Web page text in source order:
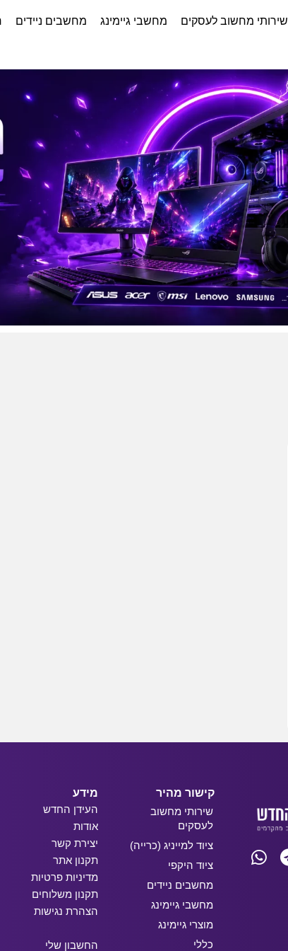
שירותי מחשוב לעסקים מחשבי גיימינג מחשבים ניידים
קישור מהיר
שירותי מחשוב
לעסקים
ציוד למייניג (כרייה)
ציוד היקפי
מחשבים ניידים
מחשבי גיימינג
מוצרי גיימינג
כללי
מידע
העידן החדש
אודות
יצירת קשר
תקנון אתר
מדיניות פרטיות
תקנון משלוחים
הצהרת נגישות
החשבון שלי